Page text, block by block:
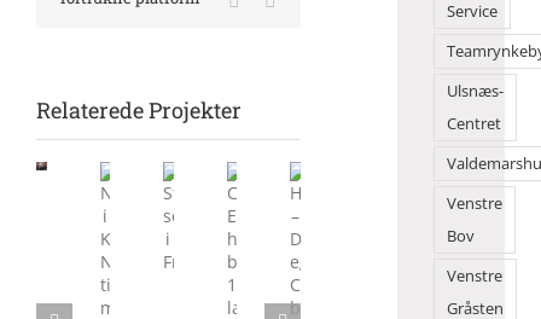
Relaterede Projekter
Barak
80
Frøslevlejren
års
Naturoplevelser
Kollund
Naturunivers
Stor
sommersucces
Frøslevlejren
Camilla
Eriksen
har
besøgt
Hærvejen
–
Danmarks
egen
Service
Ulsnæs-
Centret
Venstre
Bov
Venstre
Gråsten